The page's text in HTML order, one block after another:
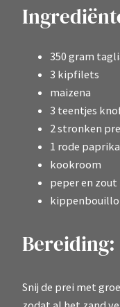
350 gram
3 kipfilets
maizena
3 teentjes
2 stronken
1 rode paprika
kookroom
peper en zout
Bereiding:
Snij de prei met